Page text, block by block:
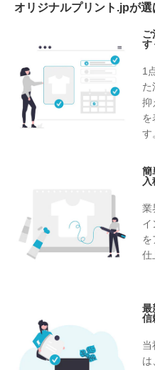
オリジナルプリント.jpが選
ご
す
1
た
抑
を
す
簡
業
イ
を
仕
最
信
当
は